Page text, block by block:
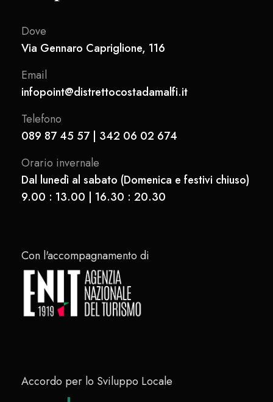
Dove
Via Gennaro Capriglione, 116
Email
infopoint@distrettocostadamalfi.it
Telefono
089 87 45 57 | 342 06 02 674
Orario invernale
Dal lunedì al sabato (Domenica e festivi chiuso)
9.00 : 13.00 | 16.30 : 20.30
Con l'accompagnamento di
Accordo per lo Sviluppo Locale